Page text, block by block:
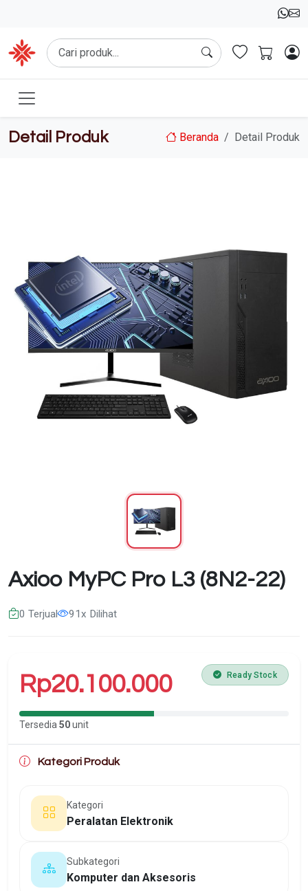
Detail Produk Beranda Detail Produk
Axioo MyPC Pro L3 (8N2-22)
0 Terjual 91x Dilihat
Rp20.100.000 Ready Stock
Tersedia 50unit
Kategori Produk
Kategori
Peralatan Elektronik
Subkategori
Komputer dan Aksesoris